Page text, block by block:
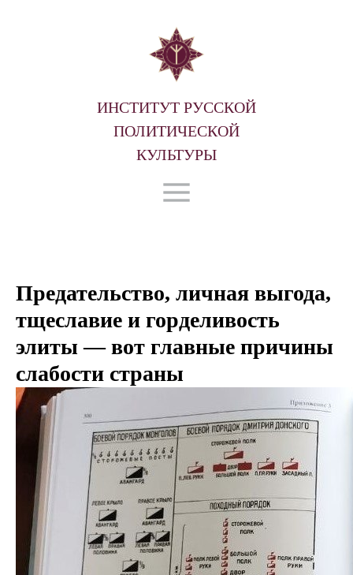
ИНСТИТУТ РУССКОЙ
ПОЛИТИЧЕСКОЙ
КУЛЬТУРЫ
Предательство, личная выгода,
тщеславие и горделивость
элиты — вот главные причины
слабости страны